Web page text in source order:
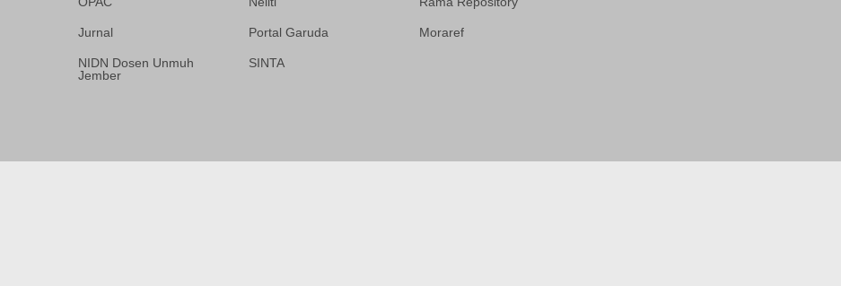
Jurnal
NIDN Dosen Unmuh
Jember
Portal Garuda
SINTA
Moraref